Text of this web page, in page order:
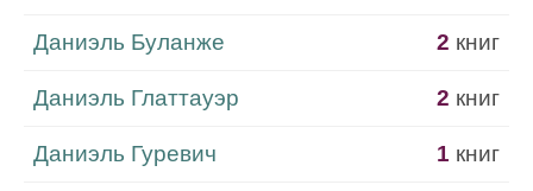
Даниэль Буланже 2 книг
Даниэль Глаттауэр 2 книг
Даниэль Гуревич 1 книг